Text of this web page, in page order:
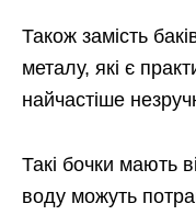
Також замість
металу, які є
найчастіше
Такі бочки мають
воду можуть